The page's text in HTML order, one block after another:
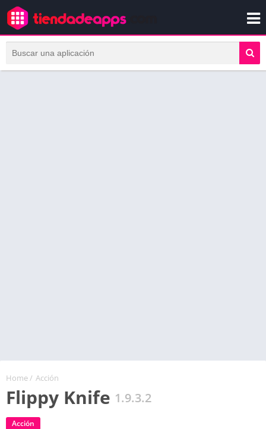
Home/ Acción
Flippy Knife 1.9.3.2
Acción